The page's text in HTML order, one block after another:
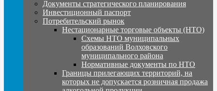
Документы стратегического планирования
Инвестиционный паспорт
Потребительский рынок
Нестационарные торговые объекты (НТО)
Схемы НТО муниципальных
образований Волховского
муниципального района
Нормативные документы по НТО
Границы прилегающих территорий, на
которых не допускается розничная продажа